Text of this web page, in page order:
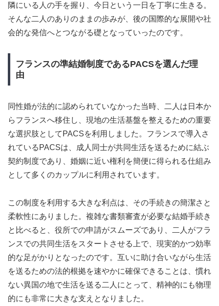
隣にいる人の手を握り、今日という一日を丁寧に生きる。
そんな二人のありのままの歩みが、後の国際的な展開や社
会的な発信へとつながる礎となっていったのです。
フランスの準結婚制度であるPACSを選んだ理
由
同性婚が法的に認められていなかった当時、二人は日本か
らフランスへ移住し、現地の生活基盤を整えるための重要
な選択肢としてPACSを利用しました。フランスで導入さ
れているPACSは、成人同士が共同生活を送るために結ぶ
契約制度であり、婚姻に近い権利を簡便に得られる仕組み
として多くのカップルに利用されています。
この制度を利用する大きな利点は、その手続きの簡潔さと
柔軟性にありました。複雑な書類審査が必要な結婚手続き
と比べると、役所での申請がスムーズであり、二人がフラ
ンスでの共同生活をスタートさせる上で、現実的かつ効率
的な足がかりとなったのです。互いに助け合いながら生活
を送るための法的根拠を速やかに確保できることは、慣れ
ない異国の地で生活を送る二人にとって、精神的にも物理
的にも非常に大きな支えとなりました。